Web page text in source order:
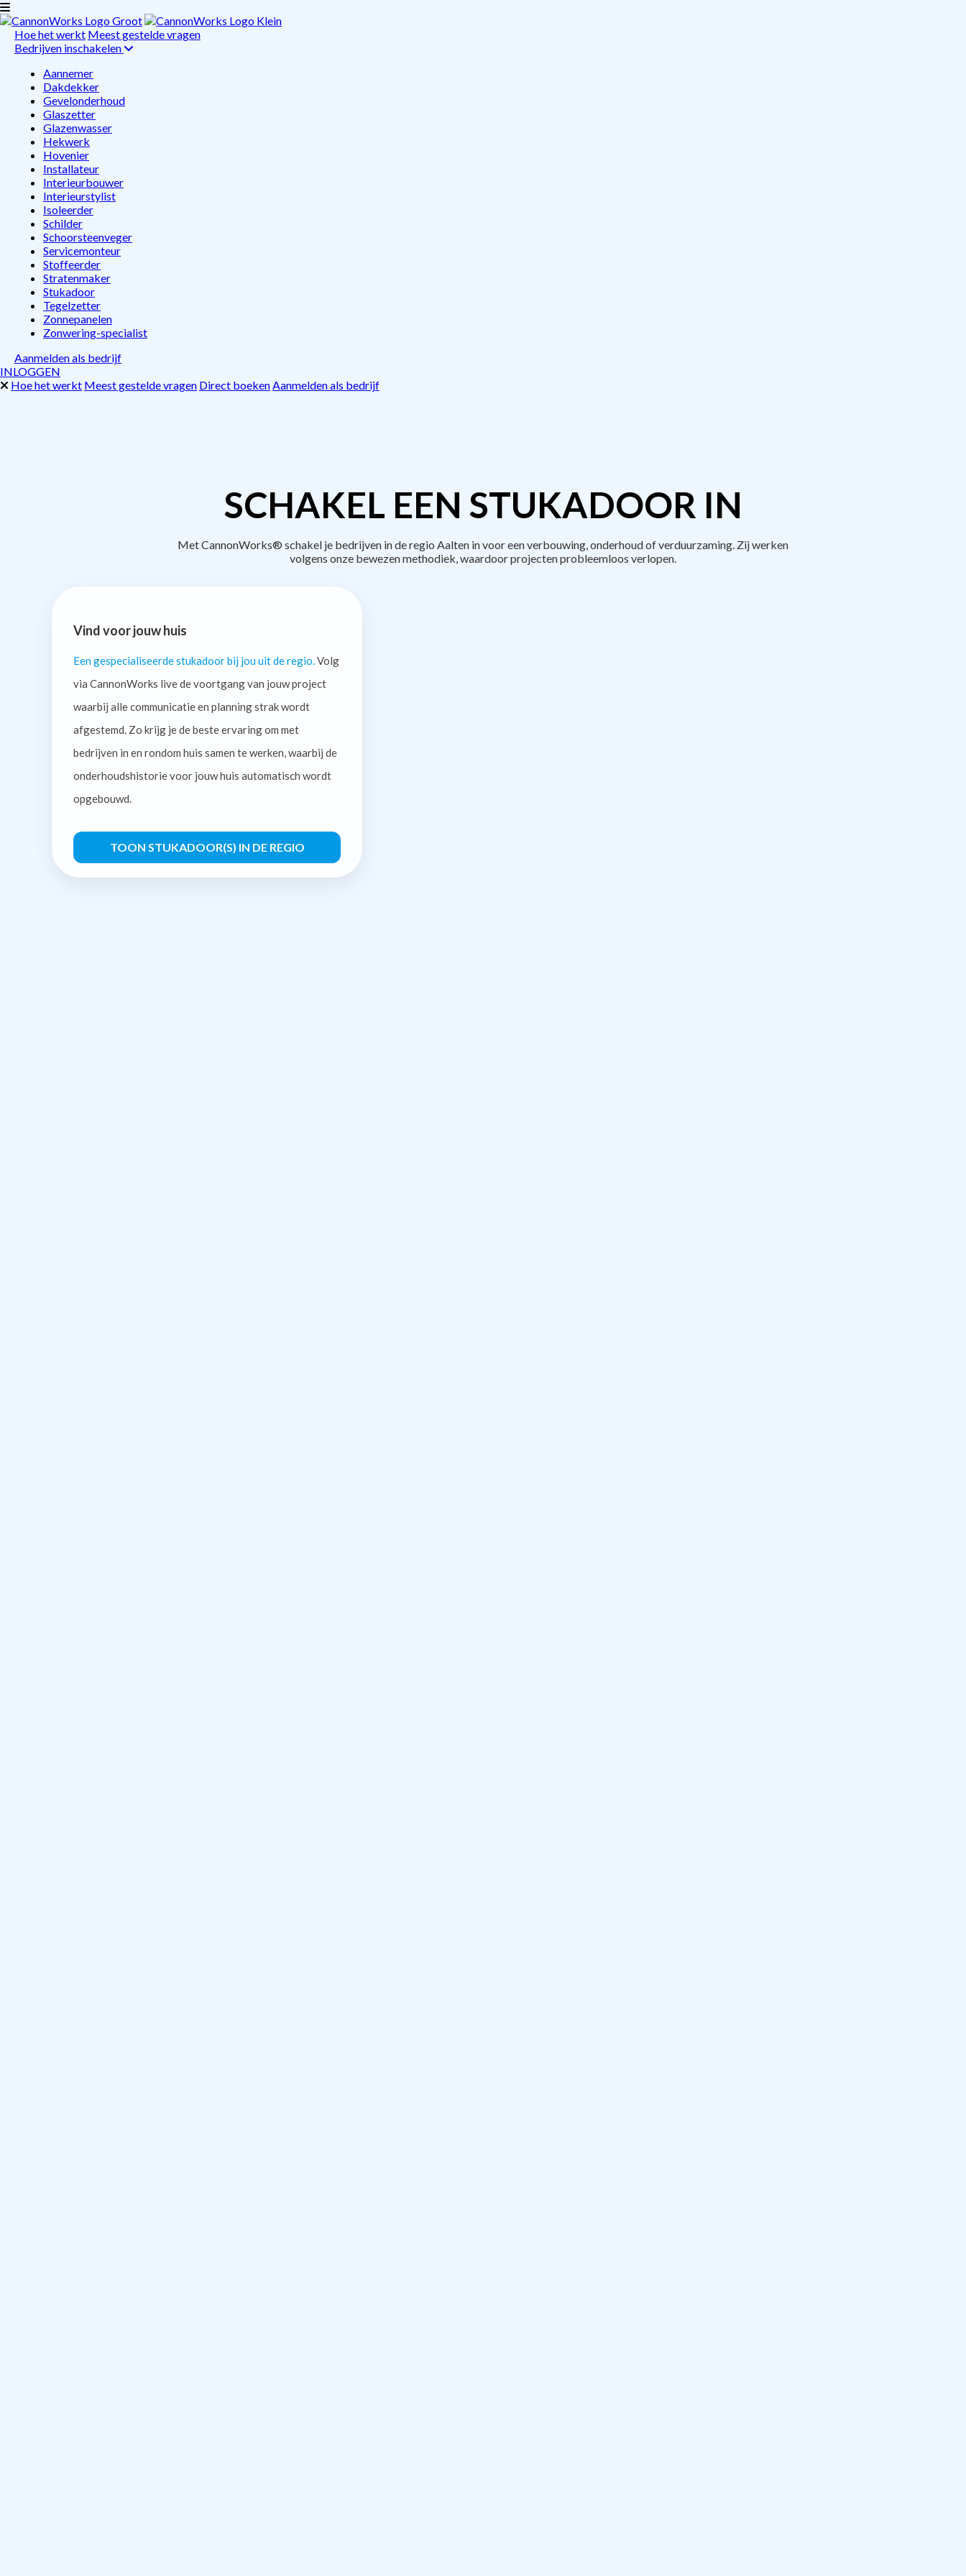
Hoe het werkt Meest gestelde vragen
Bedrijven inschakelen
Aannemer
Dakdekker
Gevelonderhoud
Glaszetter
Glazenwasser
Hekwerk
Hovenier
Installateur
Interieurbouwer
Interieurstylist
Isoleerder
Schilder
Schoorsteenveger
Servicemonteur
Stoffeerder
Stratenmaker
Stukadoor
Tegelzetter
Zonnepanelen
Zonwering-specialist
Aanmelden als bedrijf
INLOGGEN
Hoe het werkt Meest gestelde vragen Direct boekenAanmelden als bedrijf
SCHAKEL EEN STUKADOOR IN
Met CannonWorks® schakel je bedrijven in de regio Aalten in voor een verbouwing, onderhoud of verduurzaming. Zij werken
volgens onze bewezen methodiek, waardoor projecten probleemloos verlopen.
Vind voor jouw huis
Een gespecialiseerde stukadoor bij jou uit de regio. Volg
via CannonWorks live de voortgang van jouw project
waarbij alle communicatie en planning strak wordt
afgestemd. Zo krijg je de beste ervaring om met
bedrijven in en rondom huis samen te werken, waarbij de
onderhoudshistorie voor jouw huis automatisch wordt
opgebouwd.
TOON STUKADOOR(S) IN DE REGIO